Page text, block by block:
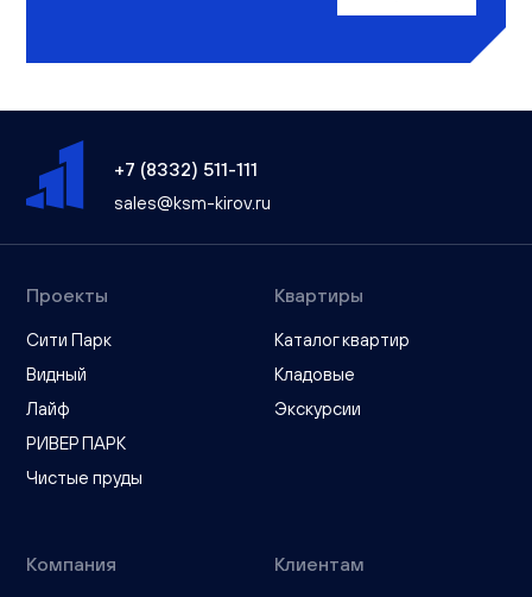
+7 (8332) 511-111
sales@ksm-kirov.ru
Проекты
Сити Парк
Видный
Лайф
РИВЕР ПАРК
Чистые пруды
Квартиры
Каталог квартир
Кладовые
Экскурсии
Компания Клиентам